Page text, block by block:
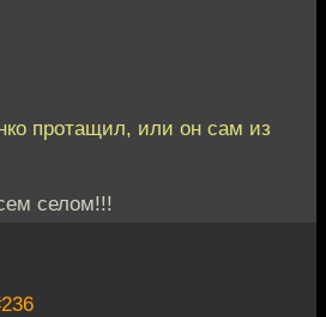
протащил, или он сам из
селом!!!